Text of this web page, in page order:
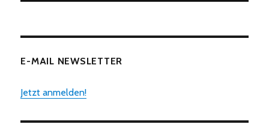
E-MAIL NEWSLETTER
Jetzt anmelden!